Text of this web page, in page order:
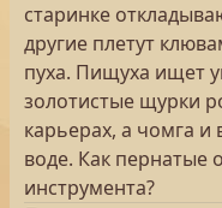
старинке
другие плетут
пуха. Пищуха ищет
золотистые щурки
карьерах, а чомга и
воде. Как пернатые
инструмента?